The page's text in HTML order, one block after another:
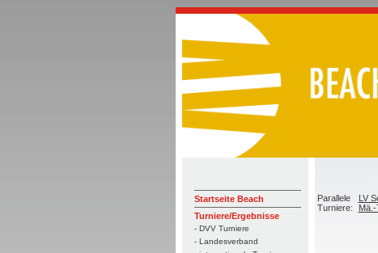
Startseite Beach
Turniere/Ergebnisse
- DVV Turniere
- Landesverband
Parallele
Turniere:
LV